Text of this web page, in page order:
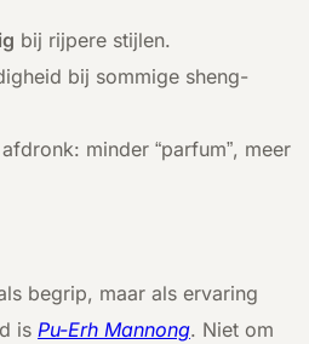
bij rijpere stijlen.
bij sommige sheng-
minder “parfum”, meer
begrip, maar als ervaring
is Pu-Erh Mannong. Niet om